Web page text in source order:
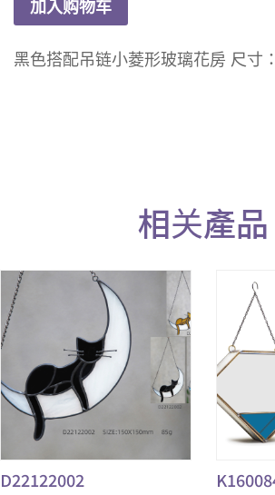
量
加入购物车
黑色搭配吊链小菱形玻璃花房 尺寸
相关產品
D22122002